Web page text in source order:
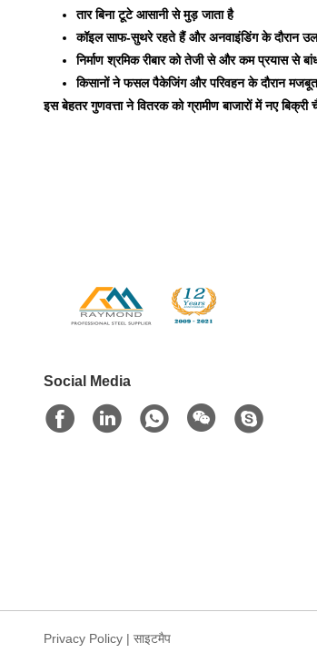
तार बिना टूटे आसानी से मुड़ जाता है
कॉइल साफ-सुथरे रहते हैं और अनवाइंडिंग के दौरान
निर्माण श्रमिक रीबार को तेजी से और कम प्रयास से
किसानों ने फसल पैकेजिंग और परिवहन के दौरान
इस बेहतर गुणवत्ता ने वितरक को ग्रामीण बाजारों में नए
Social Media
Privacy Policy | साइटमैप